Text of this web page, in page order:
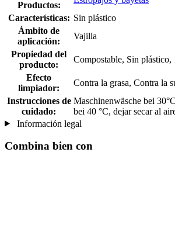
Productos:
Características: Sin plástico
Ámbito de
aplicación:
Vajilla
Propiedad del
producto:
Compostable, Sin plástico,
Efecto
limpiador:
Contra la grasa, Contra la
Instrucciones de
cuidado:
Maschinenwäsche bei
bei 40 °C, dejar secar al
Información legal
Combina bien con